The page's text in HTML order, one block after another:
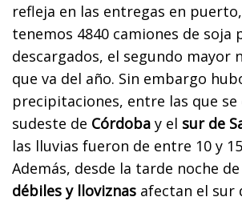
refleja en las entregas en
tenemos 4840 camiones de soja
descargados, el segundo mayor
que va del año. Sin embargo
precipitaciones, entre las que se
sudeste de Córdoba y el sur de
las lluvias fueron de entre 10 y
Además, desde la tarde noche
débiles y lloviznas afectan el sur